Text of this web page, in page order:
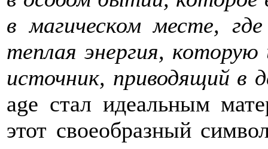
в магическом месте,
теплая энергия, которую
источник, приводящий
age стал идеальным
этот своеобразный